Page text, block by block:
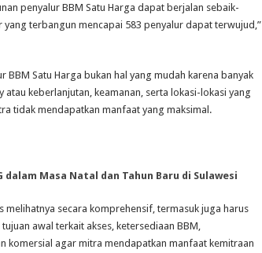
penyalur BBM Satu Harga dapat berjalan sebaik-
terbangun mencapai 583 penyalur dapat terwujud,”
Satu Harga bukan hal yang mudah karena banyak
keberlanjutan, keamanan, serta lokasi-lokasi yang
tidak mendapatkan manfaat yang maksimal.
Masa Natal dan Tahun Baru di Sulawesi
melihatnya secara komprehensif, termasuk juga harus
awal terkait akses, ketersediaan BBM,
komersial agar mitra mendapatkan manfaat kemitraan